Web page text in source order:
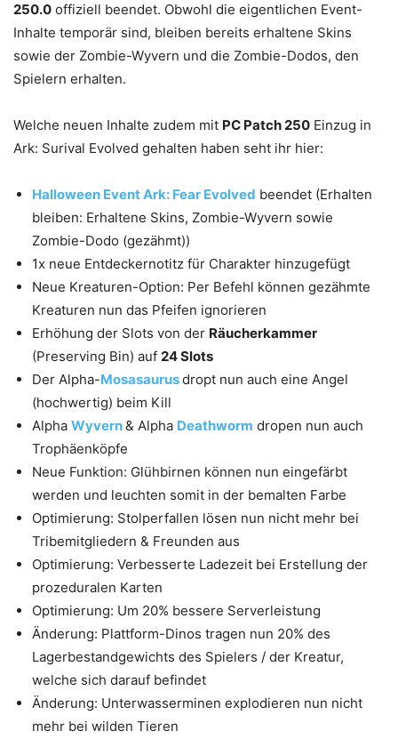
250.0 offiziell beendet. Obwohl die eigentlichen Event-
Inhalte temporär sind, bleiben bereits erhaltene Skins
sowie der Zombie-Wyvern und die Zombie-Dodos, den
Spielern erhalten.
Welche neuen Inhalte zudem mit PC Patch 250 Einzug in
Ark: Surival Evolved gehalten haben seht ihr hier:
Halloween Event Ark: Fear Evolved beendet (Erhalten
bleiben: Erhaltene Skins, Zombie-Wyvern sowie
Zombie-Dodo (gezähmt))
1x neue Entdeckernotitz für Charakter hinzugefügt
Neue Kreaturen-Option: Per Befehl können gezähmte
Kreaturen nun das Pfeifen ignorieren
Erhöhung der Slots von der Räucherkammer
(Preserving Bin) auf 24 Slots
Der Alpha-Mosasaurusdropt nun auch eine Angel
(hochwertig) beim Kill
Alpha Wyvern& Alpha Deathworm dropen nun auch
Trophäenköpfe
Neue Funktion: Glühbirnen können nun eingefärbt
werden und leuchten somit in der bemalten Farbe
Optimierung: Stolperfallen lösen nun nicht mehr bei
Tribemitgliedern & Freunden aus
Optimierung: Verbesserte Ladezeit bei Erstellung der
prozeduralen Karten
Optimierung: Um 20% bessere Serverleistung
Änderung: Plattform-Dinos tragen nun 20% des
Lagerbestandgewichts des Spielers / der Kreatur,
welche sich darauf befindet
Änderung: Unterwasserminen explodieren nun nicht
mehr bei wilden Tieren